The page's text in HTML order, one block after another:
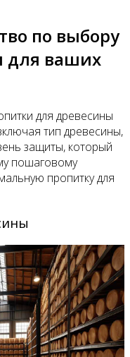
по выбору
для ваших
для древесины
тип древесины,
защиты, который
пошаговому
пропитку для